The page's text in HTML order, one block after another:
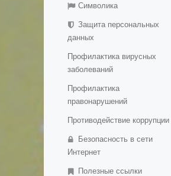
Дополнительная информация
Обратная связь
Галерея
Символика
Защита персональных
данных
Профилактика вирусных
заболеваний
Профилактика
правонарушений
Противодействие коррупции
Безопасность в сети
Интернет
Полезные ссылки